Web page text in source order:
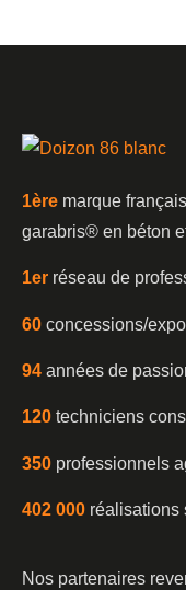
1ère marque
garabris®️ en béton
1er réseau de
60 concessions/
94 années de
120 techniciens
350 professionnels
402 000 réalisations
Nos partenaires